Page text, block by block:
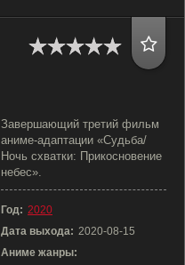
Завершающий третий фильм
аниме-адаптации «Судьба/
Ночь схватки: Прикосновение
небес».
Год: 2020
Дата выхода: 2020-08-15
Аниме жанры: